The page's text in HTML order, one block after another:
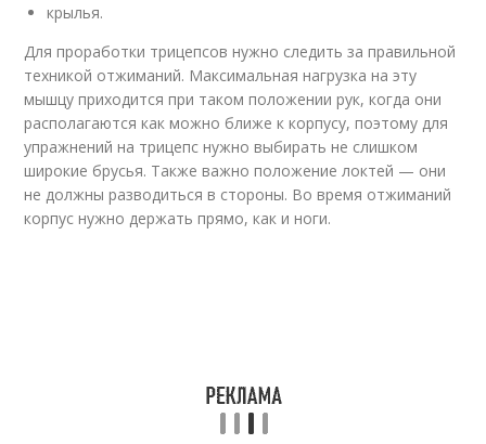
крылья.
Для проработки трицепсов нужно следить за правильной
техникой отжиманий. Максимальная нагрузка на эту
мышцу приходится при таком положении рук, когда они
располагаются как можно ближе к корпусу, поэтому для
упражнений на трицепс нужно выбирать не слишком
широкие брусья. Также важно положение локтей — они
не должны разводиться в стороны. Во время отжиманий
корпус нужно держать прямо, как и ноги.